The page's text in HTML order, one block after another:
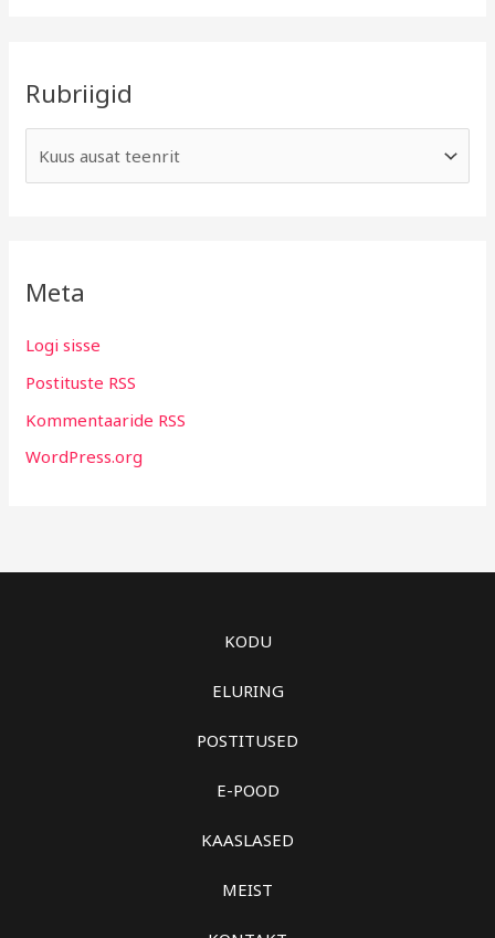
Rubriigid
Meta
Logi sisse
Postituste RSS
Kommentaaride RSS
WordPress.org
KODU
ELURING
POSTITUSED
E-POOD
KAASLASED
MEIST